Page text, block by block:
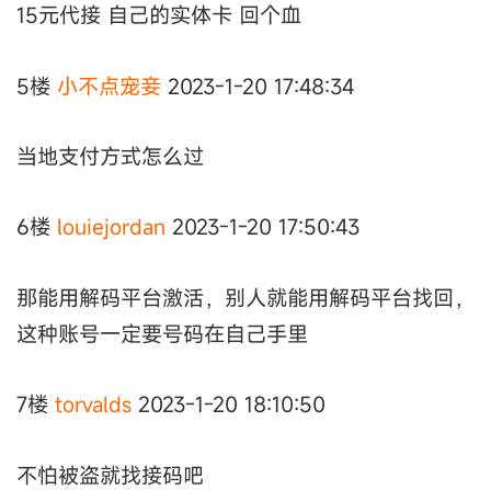
15元代接 自己的实体卡 回个血
5楼 小不点宠妾 2023-1-20 17:48:34
当地支付方式怎么过
6楼 louiejordan 2023-1-20 17:50:43
那能用解码平台激活，别人就能用解码平台找回，
这种账号一定要号码在自己手里
7楼 torvalds 2023-1-20 18:10:50
不怕被盗就找接码吧